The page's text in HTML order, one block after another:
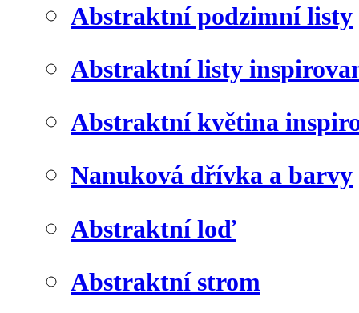
Abstraktní podzimní listy
Abstraktní listy
Abstraktní květina
Nanuková dřívka a barvy
Abstraktní loď
Abstraktní strom